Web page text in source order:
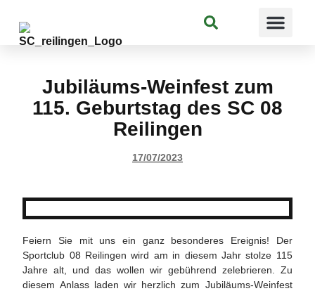
Suchen
Jubiläums-Weinfest zum
115. Geburtstag des SC 08
Reilingen
17/07/2023
Feiern Sie mit uns ein ganz besonderes Ereignis! Der
Sportclub 08 Reilingen wird am in diesem Jahr stolze 115
Jahre alt, und das wollen wir gebührend zelebrieren. Zu
diesem Anlass laden wir herzlich zum Jubiläums-Weinfest